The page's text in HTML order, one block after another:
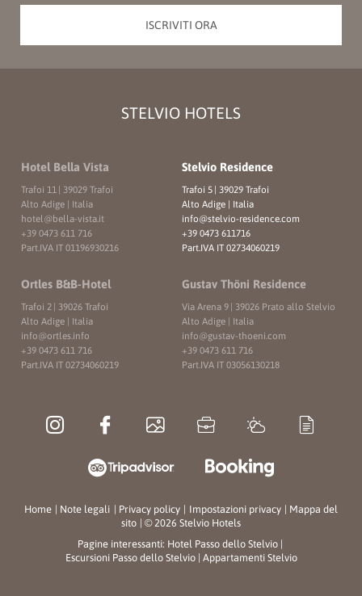
STELVIO HOTELS
Hotel Bella Vista
Trafoi 11 | 39029 Trafoi
Alto Adige | Italia
hotel@bella-vista. it
+39 0473 611 716
Part.IVA IT 01196930216
Stelvio Residence
Trafoi 5 | 39029 Trafoi
Alto Adige | Italia
info@stelvio-residence.com
+39 0473 611716
Part.IVA IT 02734060219
Ortles B&B-Hotel
Trafoi 2 | 39026 Trafoi
Alto Adige | Italia
info@ortles. info
+39 0473 611 716
Part.IVA IT 02734060219
Gustav Thöni Residence
Via Arena 9 | 39026 Prato allo Stelvio
Alto Adige | Italia
info@gustav-thoeni.com
+39 0473 611 716
Part.IVA IT 03056130218
ISCRIVITI ORA
Home | Note legali | Privacy policy | Impostazioni privacy | Mappa del
sito | © 2026 Stelvio Hotels
Pagine interessanti: Hotel Passo dello Stelvio|
Escursioni Passo dello Stelvio| Appartamenti Stelvio